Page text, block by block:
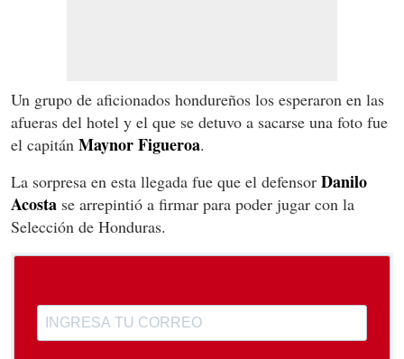
Un grupo de aficionados hondureños los esperaron en las
afueras del hotel y el que se detuvo a sacarse una foto fue
el capitán Maynor Figueroa.
La sorpresa en esta llegada fue que el defensor Danilo
Acosta se arrepintió a firmar para poder jugar con la
Selección de Honduras.